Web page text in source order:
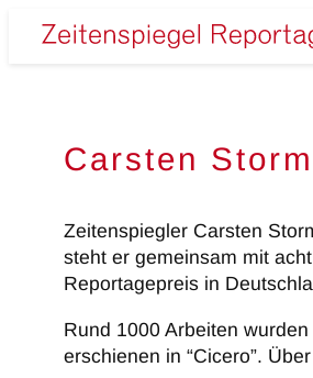
Zum
InhaltZeitenspiegel
Carsten
Zeitenspiegler Carsten
steht er gemeinsam mit
Reportagepreis in
Rund 1000 Arbeiten
erschienen in “Cicero”.